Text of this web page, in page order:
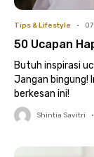
Tips & Lifestyle •
50 Ucapan
Butuh inspirasi
Jangan bingung!
berkesan ini!
Shintia Savitri •